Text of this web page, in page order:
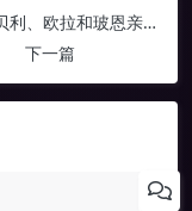
跟着邦贝利、欧拉和玻恩亲手算一遍
下一篇